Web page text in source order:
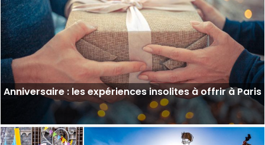
Anniversaire : les expériences insolites à offrir à Paris